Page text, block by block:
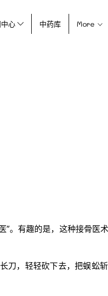
心 中药库 More
。有趣的是，这种接骨医
刀，轻轻砍下去，把蜈蚣